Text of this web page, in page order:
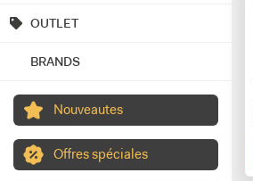
OUTLET
BRANDS
Nouveautes
Offres spéciales